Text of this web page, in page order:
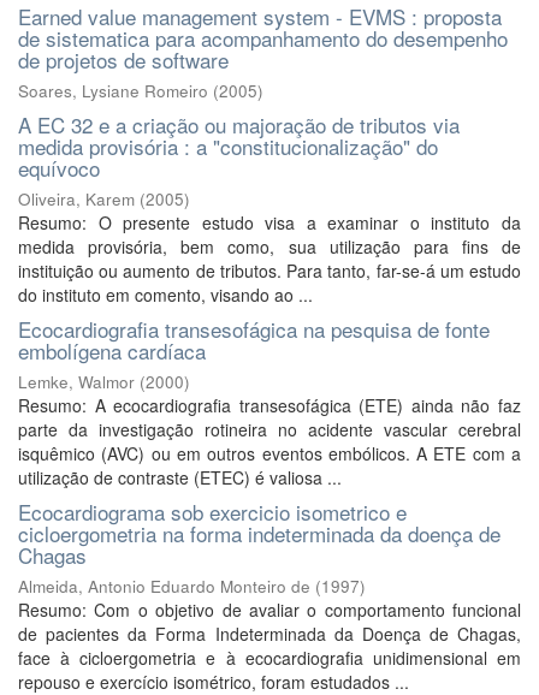
Earned value management system - EVMS : proposta
de sistematica para acompanhamento do desempenho
de projetos de software
Soares, Lysiane Romeiro (2005)
A EC 32 e a criação ou majoração de tributos via
medida provisória : a "constitucionalização" do
equívoco
Oliveira, Karem (2005)
Resumo: O presente estudo visa a examinar o instituto da
medida provisória, bem como, sua utilização para fins de
instituição ou aumento de tributos. Para tanto, far-se-á um estudo
do instituto em comento, visando ao ...
Ecocardiografia transesofágica na pesquisa de fonte
embolígena cardíaca
Lemke, Walmor (2000)
Resumo: A ecocardiografia transesofágica (ETE) ainda não faz
parte da investigação rotineira no acidente vascular cerebral
isquêmico (AVC) ou em outros eventos embólicos. A ETE com a
utilização de contraste (ETEC) é valiosa ...
Ecocardiograma sob exercicio isometrico e
cicloergometria na forma indeterminada da doença de
Chagas
Almeida, Antonio Eduardo Monteiro de (1997)
Resumo: Com o objetivo de avaliar o comportamento funcional
de pacientes da Forma Indeterminada da Doença de Chagas,
face à cicloergometria e à ecocardiografia unidimensional em
repouso e exercício isométrico, foram estudados ...